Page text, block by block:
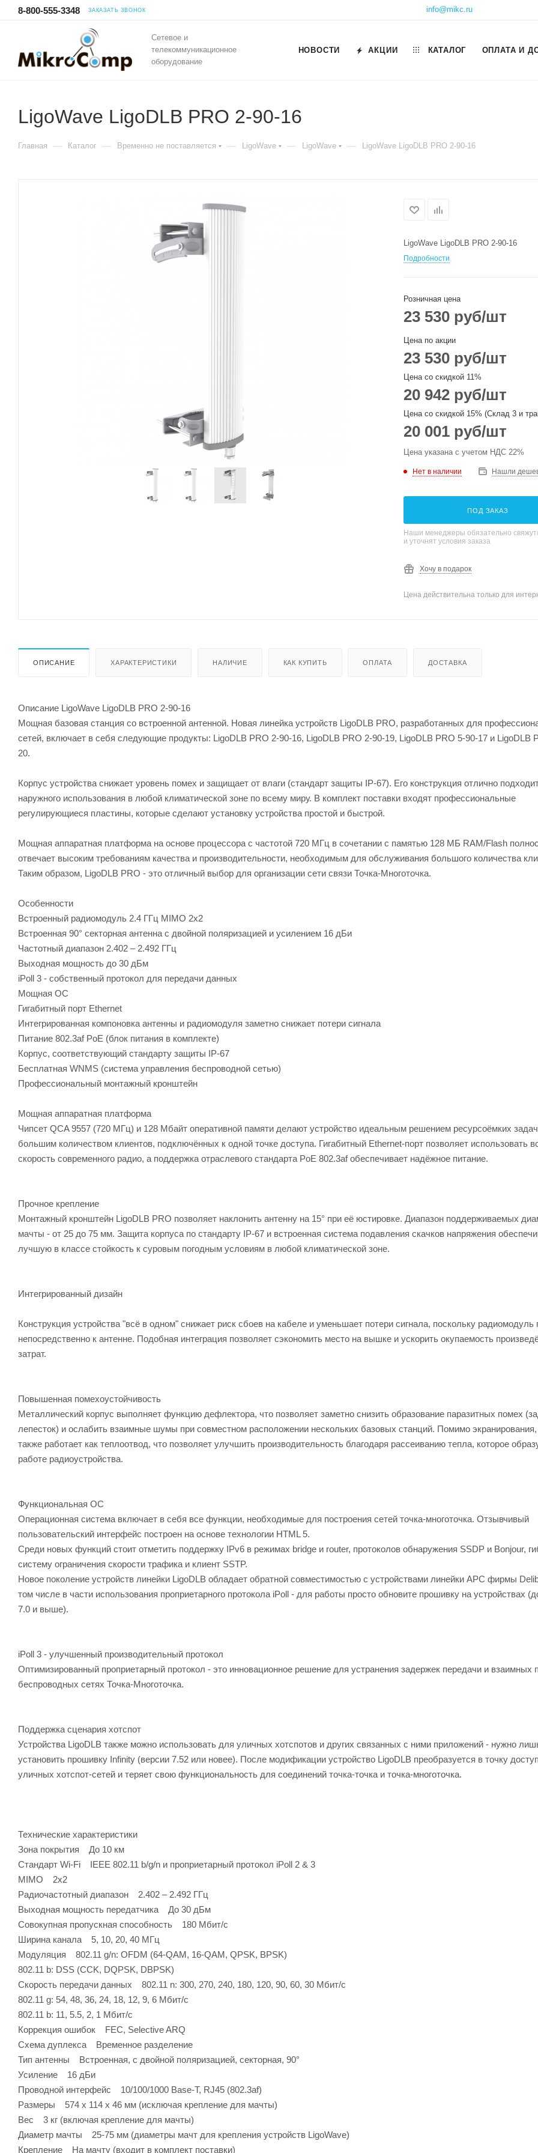
8-800-555-3348 ЗАКАЗАТЬ ЗВОНОК info@mikc.ru
Сетевое и
телекоммуникационное
оборудование
НОВОСТИ АКЦИИ КАТАЛОГ ОПЛАТА И
LigoWave LigoDLB PRO 2-90-16
Главная — Каталог — Временно не поставляется — LigoWave — LigoWave — LigoWave LigoDLB PRO 2-90-16
LigoWave LigoDLB PRO 2-90-16
Подробности
Розничная цена
23 530 руб/шт
Цена по акции
23 530 руб/шт
Цена со скидкой 11%
20 942 руб/шт
Цена со скидкой 15% (Склад 3 и
20 001 руб/шт
Цена указана с учетом НДС 22%
Нет в наличии Нашли
ПОД ЗАКАЗ
Наши менеджеры обязательно
и уточнят условия заказа
Хочу в подарок
Цена действительна только для
ОПИСАНИЕ ХАРАКТЕРИСТИКИ НАЛИЧИЕ КАК КУПИТЬ ОПЛАТА ДОСТАВКА
Описание LigoWave LigoDLB PRO 2-90-16
Мощная базовая станция со встроенной антенной. Новая линейка устройств LigoDLB PRO, разработанных для
сетей, включает в себя следующие продукты: LigoDLB PRO 2-90-16, LigoDLB PRO 2-90-19, LigoDLB PRO 5-90-17 и LigoDLB
20.
Корпус устройства снижает уровень помех и защищает от влаги (стандарт защиты IP-67). Его конструкция отлично
наружного использования в любой климатической зоне по всему миру. В комплект поставки входят профессиональные
регулирующиеся пластины, которые сделают установку устройства простой и быстрой.
Мощная аппаратная платформа на основе процессора с частотой 720 МГц в сочетании с памятью 128 МБ RAM/Flash
отвечает высоким требованиям качества и производительности, необходимым для обслуживания большого количества
Таким образом, LigoDLB PRO - это отличный выбор для организации сети связи Точка-Многоточка.
Особенности
Встроенный радиомодуль 2.4 ГГц MIMO 2х2
Встроенная 90° секторная антенна с двойной поляризацией и усилением 16 дБи
Частотный диапазон 2.402 – 2.492 ГГц
Выходная мощность до 30 дБм
iPoll 3 - собственный протокол для передачи данных
Мощная ОС
Гигабитный порт Ethernet
Интегрированная компоновка антенны и радиомодуля заметно снижает потери сигнала
Питание 802.3af PoE (блок питания в комплекте)
Корпус, соответствующий стандарту защиты IP-67
Бесплатная WNMS (система управления беспроводной сетью)
Профессиональный монтажный кронштейн
Мощная аппаратная платформа
Чипсет QCA 9557 (720 МГц) и 128 Мбайт оперативной памяти делают устройство идеальным решением ресурсоёмких
большим количеством клиентов, подключённых к одной точке доступа. Гигабитный Ethernet-порт позволяет использовать
скорость современного радио, а поддержка отраслевого стандарта PoE 802.3af обеспечивает надёжное питание.
Прочное крепление
Монтажный кронштейн LigoDLB PRO позволяет наклонить антенну на 15° при её юстировке. Диапазон поддерживаемых
мачты - от 25 до 75 мм. Защита корпуса по стандарту IP-67 и встроенная система подавления скачков напряжения
лучшую в классе стойкость к суровым погодным условиям в любой климатической зоне.
Интегрированный дизайн
Конструкция устройства "всё в одном" снижает риск сбоев на кабеле и уменьшает потери сигнала, поскольку
непосредственно к антенне. Подобная интеграция позволяет сэкономить место на вышке и ускорить окупаемость
затрат.
Повышенная помехоустойчивость
Металлический корпус выполняет функцию дефлектора, что позволяет заметно снизить образование паразитных помех
лепесток) и ослабить взаимные шумы при совместном расположении нескольких базовых станций. Помимо экранирования,
также работает как теплоотвод, что позволяет улучшить производительность благодаря рассеиванию тепла, которое
работе радиоустройства.
Функциональная ОС
Операционная система включает в себя все функции, необходимые для построения сетей точка-многоточка. Отзывчивый
пользовательский интерфейс построен на основе технологии HTML 5.
Среди новых функций стоит отметить поддержку IPv6 в режимах bridge и router, протоколов обнаружения SSDP и Bonjour,
систему ограничения скорости трафика и клиент SSTP.
Новое поколение устройств линейки LigoDLB обладает обратной совместимостью с устройствами линейки APC фирмы
том числе в части использования проприетарного протокола iPoll - для работы просто обновите прошивку на устройствах
7.0 и выше).
iPoll 3 - улучшенный производительный протокол
Оптимизированный проприетарный протокол - это инновационное решение для устранения задержек передачи и взаимных
беспроводных сетях Точка-Многоточка.
Поддержка сценария хотспот
Устройства LigoDLB также можно использовать для уличных хотспотов и других связанных с ними приложений - нужно
установить прошивку Infinity (версии 7.52 или новее). После модификации устройство LigoDLB преобразуется в точку
уличных хотспот-сетей и теряет свою функциональность для соединений точка-точка и точка-многоточка.
Технические характеристики
Зона покрытия До 10 км
Стандарт Wi-Fi IEEE 802.11 b/g/n и проприетарный протокол iPoll 2 & 3
MIMO 2x2
Радиочастотный диапазон 2.402 – 2.492 ГГц
Выходная мощность передатчика До 30 дБм
Совокупная пропускная способность 180 Мбит/с
Ширина канала 5, 10, 20, 40 МГц
Модуляция 802.11 g/n: OFDM (64-QAM, 16-QAM, QPSK, BPSK)
802.11 b: DSS (CCK, DQPSK, DBPSK)
Скорость передачи данных 802.11 n: 300, 270, 240, 180, 120, 90, 60, 30 Мбит/с
802.11 g: 54, 48, 36, 24, 18, 12, 9, 6 Мбит/с
802.11 b: 11, 5.5, 2, 1 Мбит/с
Коррекция ошибок FEC, Selective ARQ
Схема дуплекса Временное разделение
Тип антенны Встроенная, с двойной поляризацией, секторная, 90°
Усиление 16 дБи
Проводной интерфейс 10/100/1000 Base-T, RJ45 (802.3af)
Размеры 574 х 114 х 46 мм (исключая крепление для мачты)
Вес 3 кг (включая крепление для мачты)
Диаметр мачты 25-75 мм (диаметры мачт для крепления устройств LigoWave)
Крепление На мачту (входит в комплект поставки)